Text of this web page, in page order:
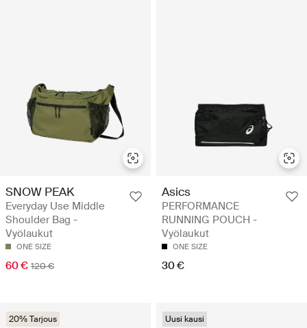
SNOW PEAK
Everyday Use Middle
Shoulder Bag -
Vyölaukut
ONE SIZE
60 € 120 €
Asics
PERFORMANCE
RUNNING POUCH -
Vyölaukut
ONE SIZE
30 €
20% Tarjous Uusi kausi